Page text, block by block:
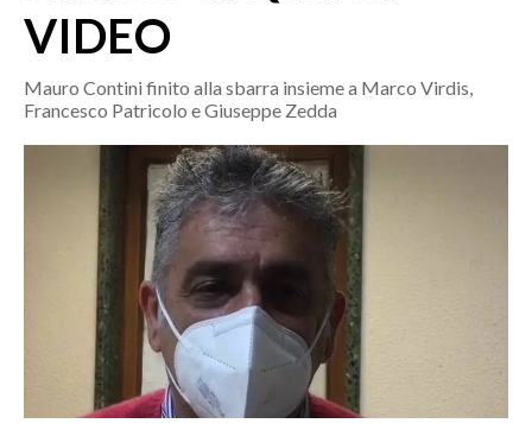
AGENDA
ITALIA
MONDO
ECONOMIA
SERVIZI ALLE IMPRESE
VIDEO
Mauro Contini finito alla sbarra insieme a Marco Virdis,
Francesco Patricolo e Giuseppe Zedda